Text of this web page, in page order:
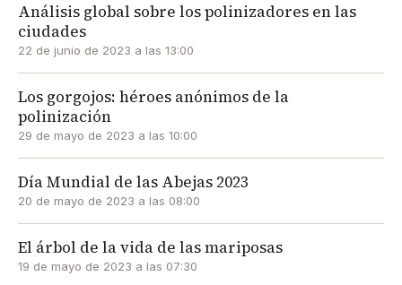
Análisis global sobre los polinizadores en las
ciudades
22 de junio de 2023 a las 13:00
Los gorgojos: héroes anónimos de la
polinización
29 de mayo de 2023 a las 10:00
Día Mundial de las Abejas 2023
20 de mayo de 2023 a las 08:00
El árbol de la vida de las mariposas
19 de mayo de 2023 a las 07:30